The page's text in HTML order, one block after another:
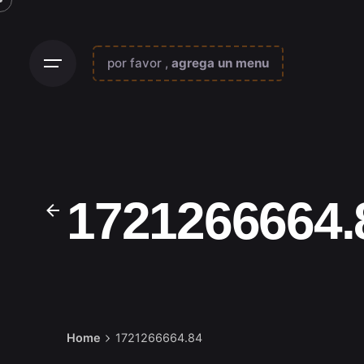
Skip
por favor ,agrega un menu
Home 1721266664.84